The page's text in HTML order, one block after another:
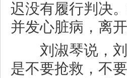
迟没有履行判决
并发心脏病，离开
刘淑琴说，刘
是不要抢救，不